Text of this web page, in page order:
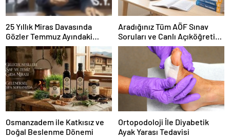
25 Yıllık Miras Davasında
Gözler Temmuz Ayındaki
Karar Duruşmasına Çevrildi
Aradığınız Tüm AÖF Sınav
Soruları ve Canlı Açıköğretim
Forumu Burada
Osmanzadem ile Katkısız ve
Doğal Beslenme Dönemi
Ortopodoloji İle Diyabetik
Ayak Yarası Tedavisi